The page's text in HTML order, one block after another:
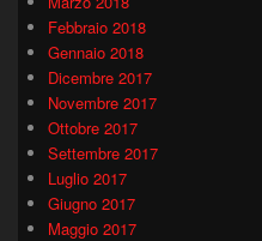
Febbraio 2018
Gennaio 2018
Dicembre 2017
Novembre 2017
Ottobre 2017
Settembre 2017
Luglio 2017
Giugno 2017
Maggio 2017